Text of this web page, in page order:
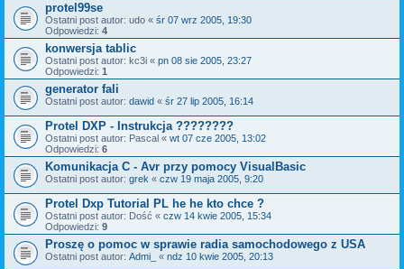
protel99se
Ostatni post autor: udo « śr 07 wrz 2005, 19:30
Odpowiedzi: 4
konwersja tablic
Ostatni post autor: kc3i « pn 08 sie 2005, 23:27
Odpowiedzi: 1
generator fali
Ostatni post autor: dawid « śr 27 lip 2005, 16:14
Protel DXP - Instrukcja ????????
Ostatni post autor: Pascal « wt 07 cze 2005, 13:02
Odpowiedzi: 6
Komunikacja C - Avr przy pomocy VisualBasic
Ostatni post autor: grek « czw 19 maja 2005, 9:20
Protel Dxp Tutorial PL he he kto chce ?
Ostatni post autor: Dość « czw 14 kwie 2005, 15:34
Odpowiedzi: 9
Proszę o pomoc w sprawie radia samochodowego z USA
Ostatni post autor: Admi_ « ndz 10 kwie 2005, 20:13